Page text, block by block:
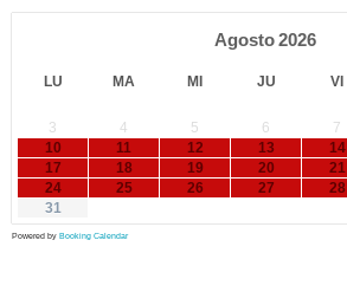
Agosto2026
LU MA MI JU VI
3
4 5 6 7
10
11 12 13 14
17
18 19 20 21
24
25 26 27 28
31
Powered by Booking Calendar